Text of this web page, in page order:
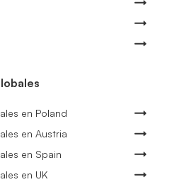
en Poland
en Austria
en Spain
en UK